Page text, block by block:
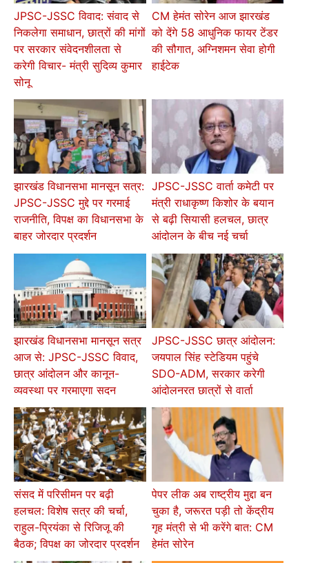
JPSC-JSSC विवाद: संवाद से
निकलेगा समाधान, छात्रों की मांगों
पर सरकार संवेदनशीलता से
करेगी विचार- मंत्री सुदिव्य कुमार
सोनू
CM हेमंत सोरेन आज झारखंड
को देंगे 58 आधुनिक फायर टेंडर
की सौगात, अग्निशमन सेवा होगी
हाईटेक
झारखंड विधानसभा मानसून सत्र:
JPSC-JSSC मुद्दे पर गरमाई
राजनीति, विपक्ष का विधानसभा के
बाहर जोरदार प्रदर्शन
JPSC-JSSC वार्ता कमेटी पर
मंत्री राधाकृष्ण किशोर के बयान
से बढ़ी सियासी हलचल, छात्र
आंदोलन के बीच नई चर्चा
झारखंड विधानसभा मानसून सत्र
आज से: JPSC-JSSC विवाद,
छात्र आंदोलन और कानून-
व्यवस्था पर गरमाएगा सदन
JPSC-JSSC छात्र आंदोलन:
जयपाल सिंह स्टेडियम पहुंचे
SDO-ADM, सरकार करेगी
आंदोलनरत छात्रों से वार्ता
संसद में परिसीमन पर बढ़ी
हलचल: विशेष सत्र की चर्चा,
राहुल-प्रियंका से रिजिजू की
बैठक; विपक्ष का जोरदार प्रदर्शन
पेपर लीक अब राष्ट्रीय मुद्दा बन
चुका है, जरूरत पड़ी तो केंद्रीय
गृह मंत्री से भी करेंगे बात: CM
हेमंत सोरेन